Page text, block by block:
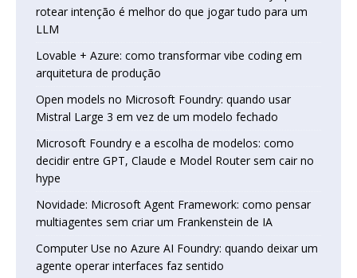
rotear intenção é melhor do que jogar tudo para um
LLM
Lovable + Azure: como transformar vibe coding em
arquitetura de produção
Open models no Microsoft Foundry: quando usar
Mistral Large 3 em vez de um modelo fechado
Microsoft Foundry e a escolha de modelos: como
decidir entre GPT, Claude e Model Router sem cair no
hype
Novidade: Microsoft Agent Framework: como pensar
multiagentes sem criar um Frankenstein de IA
Computer Use no Azure AI Foundry: quando deixar um
agente operar interfaces faz sentido